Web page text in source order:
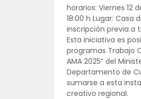
horarios: Viernes 12
18:00 h Lugar: Casa
inscripción previa a
Esta iniciativa es
programas Trabajo
AMA 2025” del
Departamento de
sumarse a esta
creativo regional.